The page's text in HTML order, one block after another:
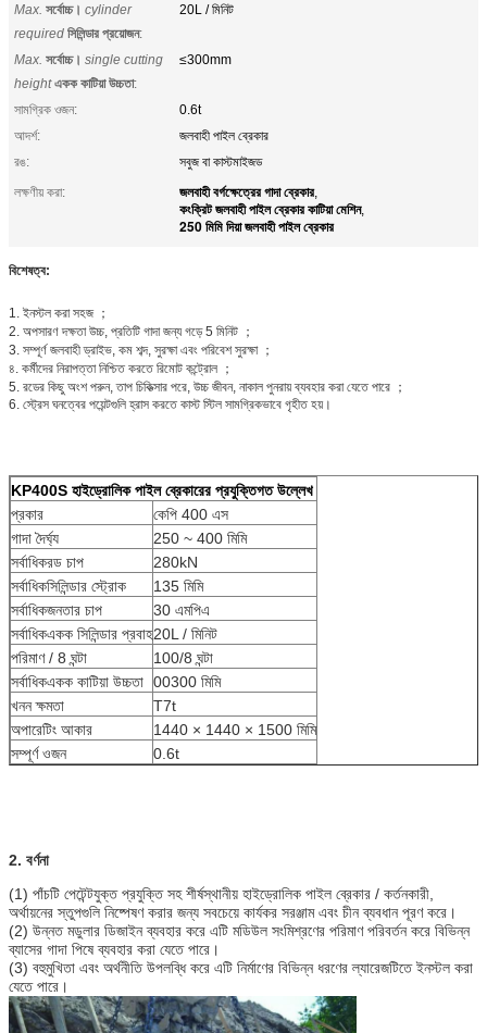
Max. সর্বোচ্চ। cylinder
required সিলিন্ডার প্রয়োজন:
20L / মিনিট
Max. সর্বোচ্চ। single cutting
height একক কাটিয়া উচ্চতা:
≤300mm
সামগ্রিক ওজন:
0.6t
আদর্শ:
জলবাহী পাইল ব্রেকার
রঙ:
সবুজ বা কাস্টমাইজড
লক্ষণীয় করা:
জলবাহী বর্গক্ষেত্রের গাদা ব্রেকার,
কংক্রিট জলবাহী পাইল ব্রেকার কাটিয়া মেশিন,
250 মিমি দিয়া জলবাহী পাইল ব্রেকার
বিশেষত্ব:
1. ইনস্টল করা সহজ ；
2. অপসারণ দক্ষতা উচ্চ, প্রতিটি গাদা জন্য গড়ে 5 মিনিট ；
3. সম্পূর্ণ জলবাহী ড্রাইভ, কম শব্দ, সুরক্ষা এবং পরিবেশ সুরক্ষা ；
৪. কর্মীদের নিরাপত্তা নিশ্চিত করতে রিমোট কন্ট্রোল ；
5. রডের কিছু অংশ পরুন, তাপ চিকিত্সার পরে, উচ্চ জীবন, নাকাল পুনরায় ব্যবহার করা যেতে পারে ；
6. স্ট্রেস ঘনত্বের পয়েন্টগুলি হ্রাস করতে কাস্ট স্টিল সামগ্রিকভাবে গৃহীত হয়।
KP400S হাইড্রোলিক পাইল ব্রেকারের প্রযুক্তিগত উল্লেখ
প্রকার
কেপি 400 এস
গাদা দৈর্ঘ্য
250 ~ 400 মিমি
সর্বাধিকরড চাপ
280kN
সর্বাধিকসিলিন্ডার স্ট্রোক
135 মিমি
সর্বাধিকজনতার চাপ
30 এমপিএ
সর্বাধিকএকক সিলিন্ডার প্রবাহ20L / মিনিট
পরিমাণ / 8 ঘন্টা
100/8 ঘন্টা
সর্বাধিকএকক কাটিয়া উচ্চতা 00300 মিমি
খনন ক্ষমতা
T7t
অপারেটিং আকার
1440 × 1440 × 1500 মিমি
সম্পূর্ণ ওজন
0.6t
2. বর্ণনা
(1) পাঁচটি পেটেন্টযুক্ত প্রযুক্তি সহ শীর্ষস্থানীয় হাইড্রোলিক পাইল ব্রেকার / কর্তনকারী,
অর্থায়নের স্তুপগুলি নিষ্পেষণ করার জন্য সবচেয়ে কার্যকর সরঞ্জাম এবং চীন ব্যবধান পূরণ করে।
(2) উন্নত মডুলার ডিজাইন ব্যবহার করে এটি মডিউল সংমিশ্রণের পরিমাণ পরিবর্তন করে বিভিন্ন
ব্যাসের গাদা পিষে ব্যবহার করা যেতে পারে।
(3) বহুমুখিতা এবং অর্থনীতি উপলব্ধি করে এটি নির্মাণের বিভিন্ন ধরণের ল্যারেজটিতে ইনস্টল করা
যেতে পারে।